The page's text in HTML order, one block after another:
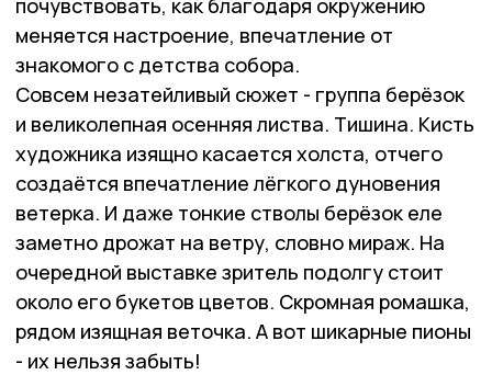
почувствовать, как благодаря окружению
меняется настроение, впечатление от
знакомого с детства собора.
Совсем незатейливый сюжет - группа берёзок
и великолепная осенняя листва. Тишина. Кисть
художника изящно касается холста, отчего
создаётся впечатление лёгкого дуновения
ветерка. И даже тонкие стволы берёзок еле
заметно дрожат на ветру, словно мираж. На
очередной выставке зритель подолгу стоит
около его букетов цветов. Скромная ромашка,
рядом изящная веточка. А вот шикарные пионы
- их нельзя забыть!